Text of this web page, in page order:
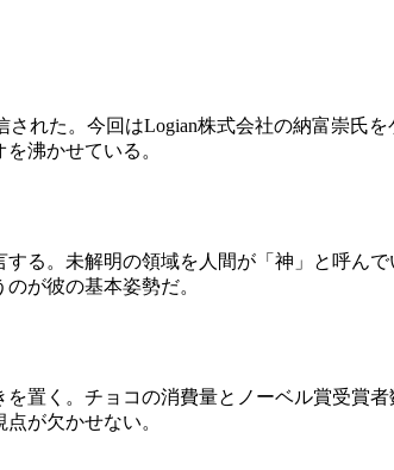
れた。今回はLogian株式会社の納富崇氏
沸かせている。
る。未解明の領域を人間が「神」と呼ん
が彼の基本姿勢だ。
置く。チョコの消費量とノーベル賞受賞
が欠かせない。